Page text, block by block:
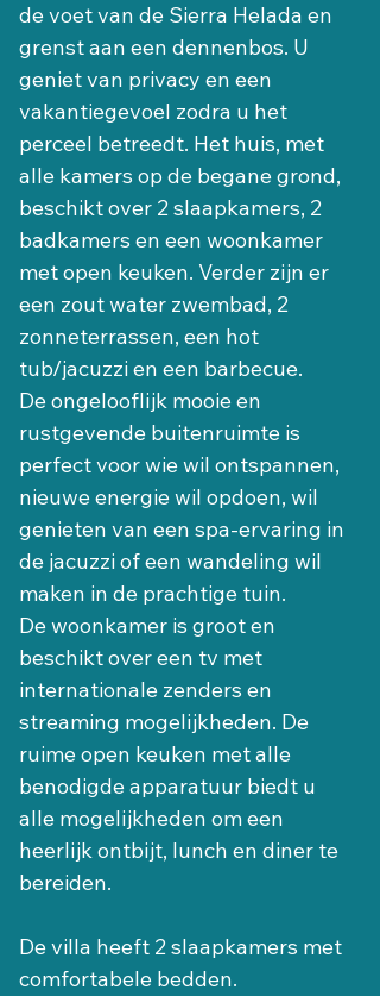
de voet van de Sierra Helada en
grenst aan een dennenbos. U
geniet van privacy en een
vakantiegevoel zodra u het
perceel betreedt. Het huis, met
alle kamers op de begane grond,
beschikt over 2 slaapkamers, 2
badkamers en een woonkamer
met open keuken. Verder zijn er
een zout water zwembad, 2
zonneterrassen, een hot
tub/jacuzzi en een barbecue.
De ongelooflijk mooie en
rustgevende buitenruimte is
perfect voor wie wil ontspannen,
nieuwe energie wil opdoen, wil
genieten van een spa-ervaring in
de jacuzzi of een wandeling wil
maken in de prachtige tuin.
De woonkamer is groot en
beschikt over een tv met
internationale zenders en
streaming mogelijkheden. De
ruime open keuken met alle
benodigde apparatuur biedt u
alle mogelijkheden om een
heerlijk ontbijt, lunch en diner te
bereiden.
De villa heeft 2 slaapkamers met
comfortabele bedden.